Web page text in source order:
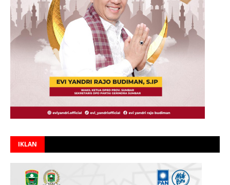
IKLAN